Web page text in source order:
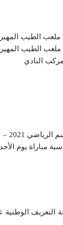
مباراة يوم
اصطحاب بطاقة